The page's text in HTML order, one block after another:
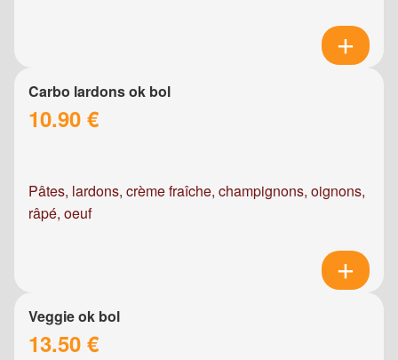
Carbo lardons ok bol
10.90 €
Pâtes, lardons, crème fraîche, champignons, oignons,
râpé, oeuf
Veggie ok bol
13.50 €